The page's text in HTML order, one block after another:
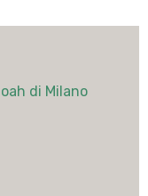
di Milano